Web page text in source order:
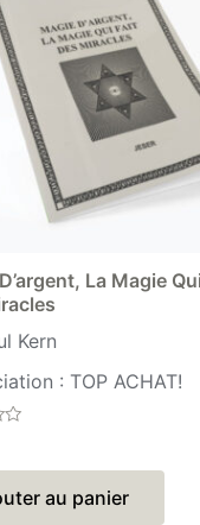
La Magie
Kern
: TOP ACHAT!
au panier